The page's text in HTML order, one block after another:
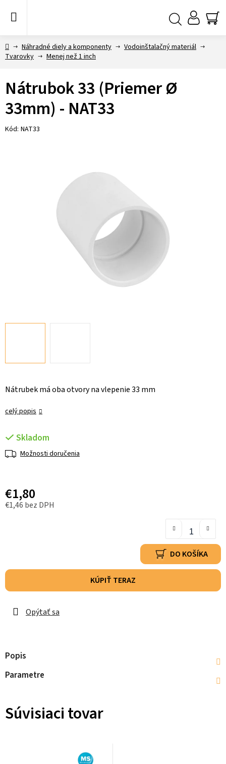
DomovNáhradné diely a komponenty
Vodoinštalačný materiál
Tvarovky
Menej než 1 inch
Nátrubek má oba otvory na vlepenie 33 mm
celý popis
Skladom
Možnosti doručenia
€1,80
€1,46 bez DPH
DO KOŠÍKA
KÚPIŤ TERAZ
Opýtať sa
Nátrubok 33 (Priemer Ø
33mm) - NAT33
Kód: NAT33
Popis
Parametre
Súvisiaci tovar